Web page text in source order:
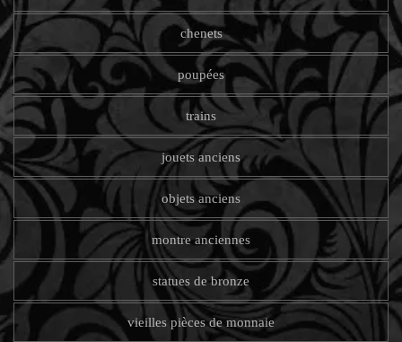
chenets
poupées
trains
jouets anciens
objets anciens
montre anciennes
statues de bronze
vieilles pièces de monnaie